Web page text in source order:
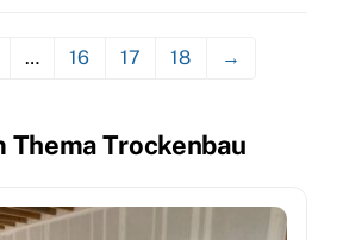
… 16 17 18 →
Thema Trockenbau